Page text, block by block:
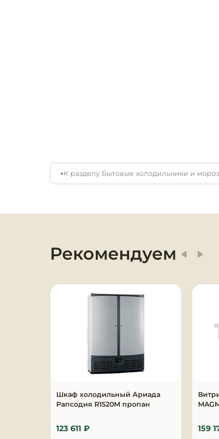
Упаковочное и
Весовое оборудование
профессиональная химия
оборудование
оборудование
К разделу Бытовые холодильники и
Рекомендуем
Шкаф холодильный Ариада
Рапсодия R1520M пропан
123 611 ₽ 159